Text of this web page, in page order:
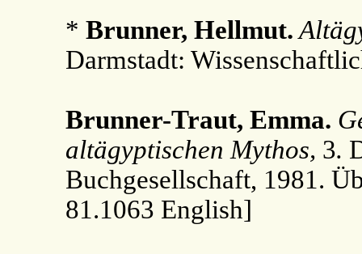
* Brunner, Hellmut.
Darmstadt:
Brunner-Traut, Emma.
altägyptischen Mythos, 3.
Buchgesellschaft, 1981.
81.1063 English]